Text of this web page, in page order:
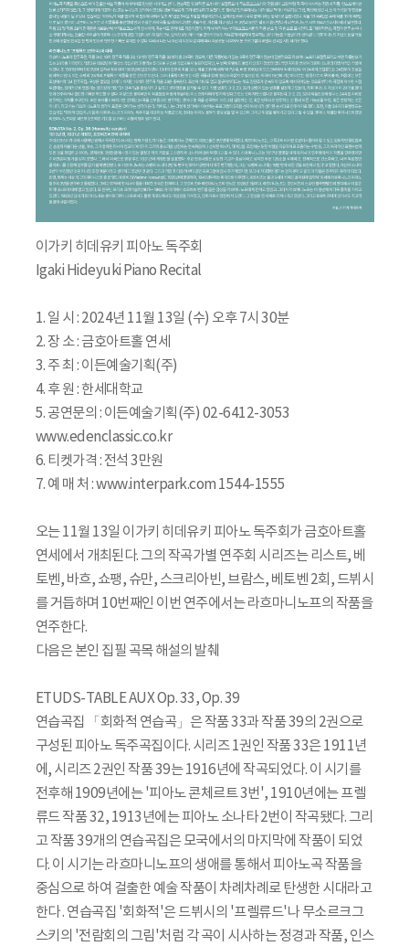
이가키 히데유키 피아노 독주회
Igaki Hideyuki Piano Recital
1. 일 시 : 2024년 11월 13일 (수) 오후 7시 30분
2. 장 소 : 금호아트홀 연세
3. 주 최 : 이든예술기획(주)
4. 후 원 : 한세대학교
5. 공연문의 : 이든예술기획(주) 02-6412-3053
www.edenclassic.co.kr
6. 티켓가격 : 전석 3만원
7. 예 매 처 : www.interpark.com 1544-1555
오는 11월 13일 이가키 히데유키 피아노 독주회가 금호아트홀
연세에서 개최된다. 그의 작곡가별 연주회 시리즈는 리스트, 베
토벤, 바흐, 쇼팽, 슈만, 스크리아빈, 브람스, 베토벤 2회, 드뷔시
를 거듭하며 10번째인 이번 연주에서는 라흐마니노프의 작품을
연주한다.
다음은 본인 집필 곡목 해설의 발췌
ETUDS-TABLE AUX Op. 33, Op. 39
연습곡집 「회화적 연습곡」은 작품 33과 작품 39의 2권으로
구성된 피아노 독주곡집이다. 시리즈 1권인 작품 33은 1911년
에, 시리즈 2권인 작품 39는 1916년에 작곡되었다. 이 시기를
전후해 1909년에는 '피아노 콘체르트 3번', 1910년에는 프렐
류드 작품 32, 1913년에는 피아노 소나타 2번이 작곡됐다. 그리
고 작품 39개의 연습곡집은 모국에서의 마지막에 작품이 되었
다. 이 시기는 라흐마니노프의 생애를 통해서 피아노곡 작품을
중심으로 하여 걸출한 예술 작품이 차례차례로 탄생한 시대라고
한다 . 연습곡집 '회화적'은 드뷔시의 '프렐류드'나 무소르크그
스키의 '전람회의 그림'처럼 각 곡이 시사하는 정경과 작품, 인스